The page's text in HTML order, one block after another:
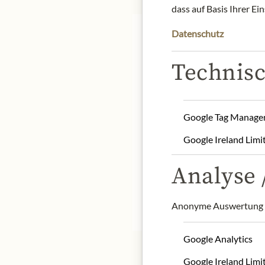
maximaler Intensität;
Mineralität; enorme
Finale.
Alkoholgehalt: 13,5%
Kontakt: Weingut
* Wir bitten um
dass auf Basis Ihrer
Datenschutz
Google Tag
Google Ireland
Analyse
Anonyme
Google Analytics
Google Ireland